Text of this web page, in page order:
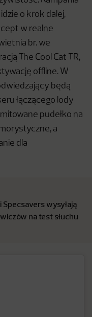
o krok dalej,
w realne
br. we
The Cool Cat TR,
offline. W
będą
łączącego lody
pudełko na
a
dla
Specsavers wysyłają
na test słuchu